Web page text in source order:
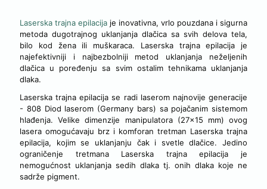
Laserska trajna epilacija je inovativna, vrlo pouzdana i sigurna
metoda dugotrajnog uklanjanja dlačica sa svih delova tela,
bilo kod žena ili muškaraca. Laserska trajna epilacija je
najefektivniji i najbezbolniji metod uklanjanja neželjenih
dlačica u poređenju sa svim ostalim tehnikama uklanjanja
dlaka.
Laserska trajna epilacija se radi laserom najnovije generacije
- 808 Diod laserom (Germany bars) sa pojačanim sistemom
hlađenja. Velike dimenzije manipulatora (27x15 mm) ovog
lasera omogućavaju brz i komforan tretman Laserska trajna
epilacija, kojim se uklanjanju čak i svetle dlačice. Jedino
ograničenje tretmana Laserska trajna epilacija je
nemogućnost uklanjanja sedih dlaka tj. onih dlaka koje ne
sadrže pigment.